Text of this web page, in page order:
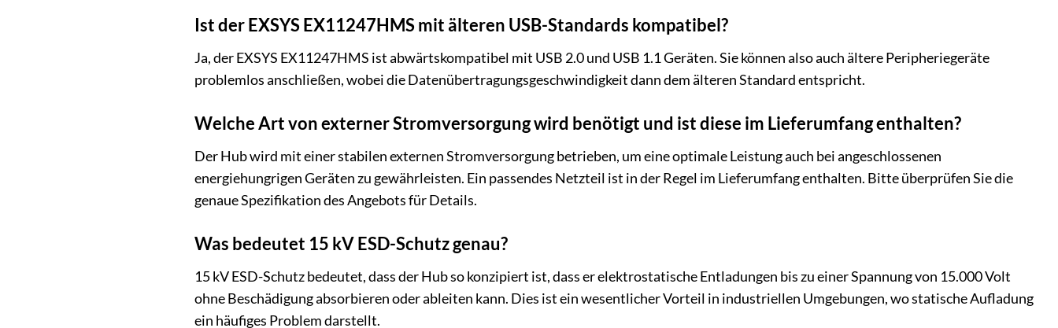
Ist der EXSYS EX11247HMS mit älteren USB-Standards kompatibel?
Ja, der EXSYS EX11247HMS ist abwärtskompatibel mit USB 2.0 und USB 1.1 Geräten. Sie können also auch ältere Peripheriegeräte
problemlos anschließen, wobei die Datenübertragungsgeschwindigkeit dann dem älteren Standard entspricht.
Welche Art von externer Stromversorgung wird benötigt und ist diese im Lieferumfang enthalten?
Der Hub wird mit einer stabilen externen Stromversorgung betrieben, um eine optimale Leistung auch bei angeschlossenen
energiehungrigen Geräten zu gewährleisten. Ein passendes Netzteil ist in der Regel im Lieferumfang enthalten. Bitte überprüfen Sie die
genaue Spezifikation des Angebots für Details.
Was bedeutet 15 kV ESD-Schutz genau?
15 kV ESD-Schutz bedeutet, dass der Hub so konzipiert ist, dass er elektrostatische Entladungen bis zu einer Spannung von 15.000 Volt
ohne Beschädigung absorbieren oder ableiten kann. Dies ist ein wesentlicher Vorteil in industriellen Umgebungen, wo statische Aufladung
ein häufiges Problem darstellt.